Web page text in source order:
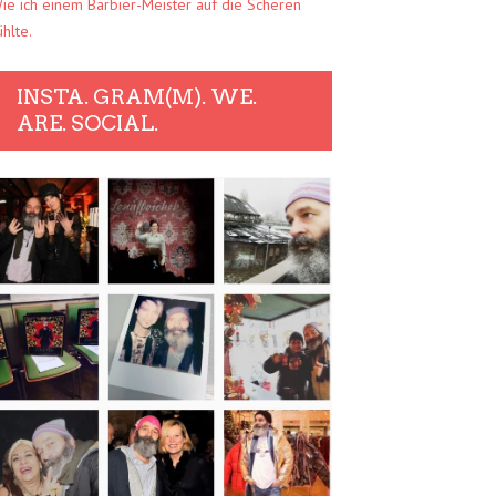
ich einem Barbier-Meister auf die Scheren
INSTA. GRAM(M). WE.
ARE. SOCIAL.